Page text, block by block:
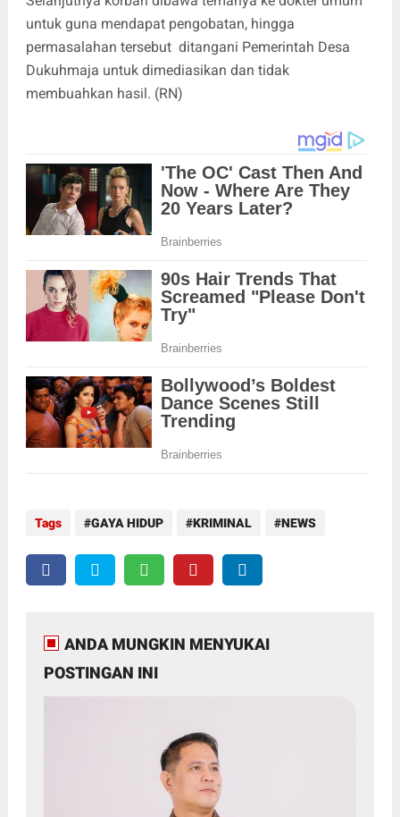
untuk guna mendapat pengobatan, hingga
permasalahan tersebut ditangani Pemerintah Desa
Dukuhmaja untuk dimediasikan dan tidak
membuahkan hasil. (RN)
Tags GAYA HIDUP KRIMINAL NEWS
ANDA MUNGKIN MENYUKAI
POSTINGAN INI